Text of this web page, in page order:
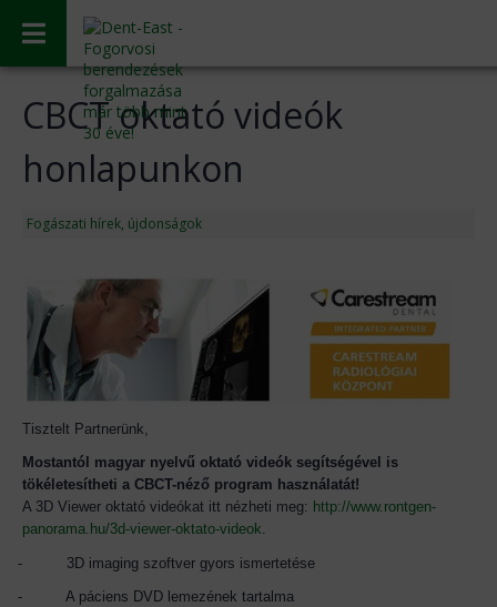
CBCT oktató videók
honlapunkon
Fogászati hírek, újdonságok
Tisztelt Partnerünk,
Mostantól magyar nyelvű oktató videók segítségével is
tökéletesítheti a CBCT-néző program használatát!
A 3D Viewer oktató videókat itt nézheti meg: http://www.rontgen-
panorama.hu/3d-viewer-oktato-videok.
-
3D imaging szoftver gyors ismertetése
-
A páciens DVD lemezének tartalma